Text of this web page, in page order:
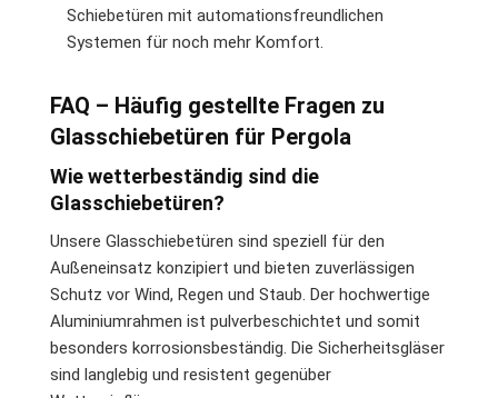
Schiebetüren mit automationsfreundlichen
Systemen für noch mehr Komfort.
FAQ – Häufig gestellte Fragen zu
Glasschiebetüren für Pergola
Wie wetterbeständig sind die
Glasschiebetüren?
Unsere Glasschiebetüren sind speziell für den
Außeneinsatz konzipiert und bieten zuverlässigen
Schutz vor Wind, Regen und Staub. Der hochwertige
Aluminiumrahmen ist pulverbeschichtet und somit
besonders korrosionsbeständig. Die Sicherheitsgläser
sind langlebig und resistent gegenüber